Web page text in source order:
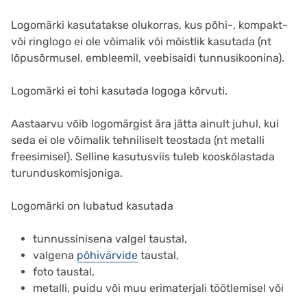
Logomärki kasutatakse olukorras, kus põhi-, kompakt-
või ringlogo ei ole võimalik või mõistlik kasutada (nt
lõpusõrmusel, embleemil, veebisaidi tunnusikoonina).
Logomärki ei tohi kasutada logoga kõrvuti.
Aastaarvu võib logomärgist ära jätta ainult juhul, kui
seda ei ole võimalik tehniliselt teostada (nt metalli
freesimisel). Selline kasutusviis tuleb kooskõlastada
turunduskomisjoniga.
Logomärki on lubatud kasutada
tunnussinisena valgel taustal,
valgena põhivärvide taustal,
foto taustal,
metalli, puidu või muu erimaterjali töötlemisel või